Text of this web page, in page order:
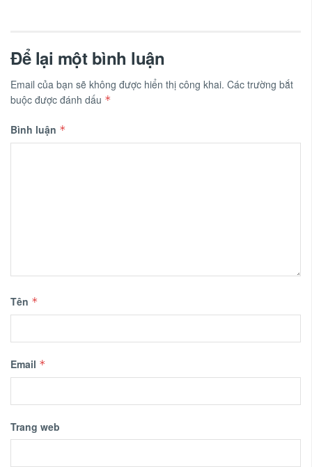
Để lại một bình luận
Email của bạn sẽ không được hiển thị công khai. Các trường bắt
buộc được đánh dấu *
Bình luận *
Tên *
Email *
Trang web